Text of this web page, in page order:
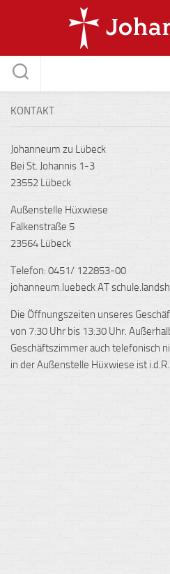
KONTAKT
Johanneum zu Lübeck
Bei St. Johannis 1-3
23552 Lübeck
Außenstelle Hüxwiese
Falkenstraße 5
23564 Lübeck
Telefon: 0451/ 122853-00
johanneum.luebeck AT
Die Öffnungszeiten unseres
von 7:30 Uhr bis 13:30 Uhr.
Geschäftszimmer auch telefonisch
in der Außenstelle Hüxwiese ist